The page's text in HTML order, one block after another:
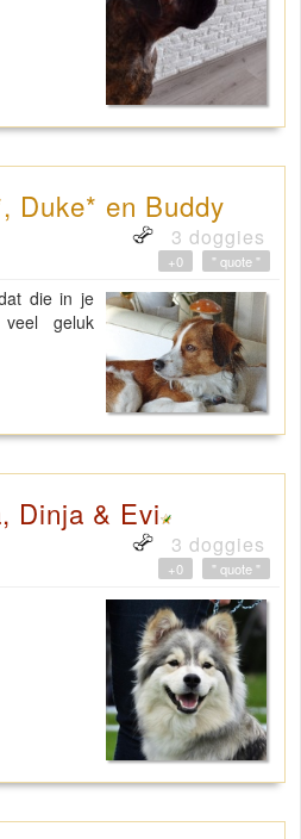
Duke* en Buddy
3 doggies
" quote "
+0
die in je
geluk
Dinja & Evi
3 doggies
" quote "
+0